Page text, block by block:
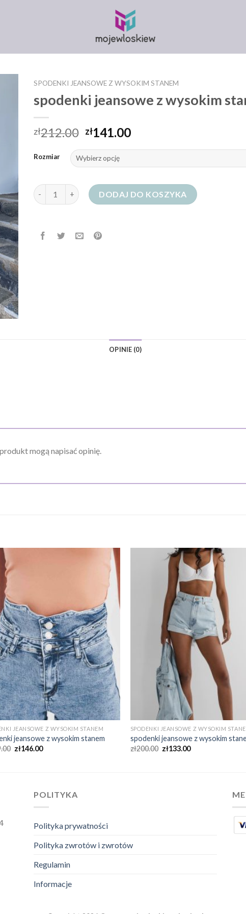
SPODENKI JEANSOWE Z WYSOKIM STANEM
spodenki jeansowe z wysokim
zł212.00 zł141.00
Rozmiar
ilość spodenki jeansowe z wysokim stanem
DODAJ DO KOSZYKA
OPINIE (0)
mogą napisać opinię.
JEANSOWE Z WYSOKIM STANEM
jeansowe z wysokim stanem
zł146.00
SPODENKI JEANSOWE Z WYSOKIM
spodenki jeansowe z wysokim
zł200.00 zł133.00
POLITYKA
Polityka prywatności
Polityka zwrotów i zwrotów
Regulamin
Informacje